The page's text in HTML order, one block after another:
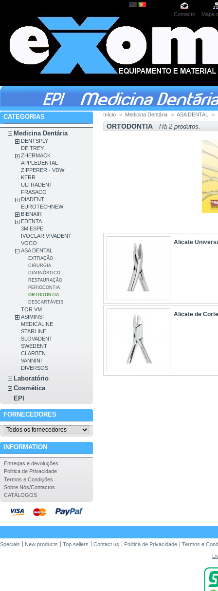
Contacto Mapa
CATEGORIAS
Medicina Dentária
DENTSPLY
DE TREY
ZHERMACK
APPLEDENTAL
ZIPPERER - VDW
KERR
ULTRADENT
FRASACO
DIADENT
EUROTECHNEW
BIENAIR
EDENTA
3M ESPE
IVOCLAR VIVADENT
VOCO
ASA DENTAL
EXTRAÇÃO
CIRURGIA
DIAGNÓSTICO
RESTAURAÇÃO
PERIODONTIA
ORTODONTIA
DESCARTÁVEIS
TOR VM
ASIMINST
MEDICALINE
STARLINE
SLOVADENT
SWEDENT
CLARBEN
VANNINI
DIVERSOS
Laboratório
Cosmética
EPI
FORNECEDORES
INFORMATION
Entregas e devoluções
Politica de Privacidade
Termos e Condições
Sobre Nós/Contactos
CATÁLOGOS
Início > Medicina Dentária > ASA DENTAL >
ORTODONTIA Há 2 produtos.
Alicate
Alicate de Corte
Specials New products Top sellers Contact us Politica de Privacidade
Termos e